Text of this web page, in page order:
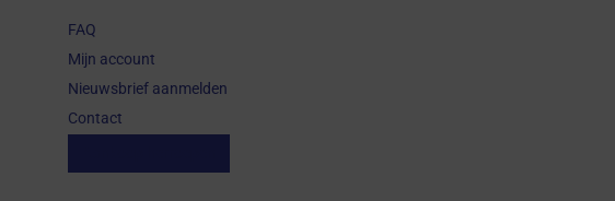
FAQ
Mijn account
Nieuwsbrief aanmelden
Contact